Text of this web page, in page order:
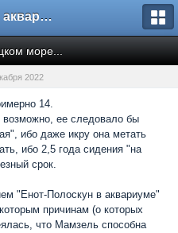
Морской аквариум. Форумы ReefCentral.ru
море...
2022
14.
возможно, ее следовало бы
ибо даже икру она метать
ибо 2,5 года сидения "на
срок.
"Енот-Полоскун в аквариуме"
причинам (о которых
что Мамзель способна